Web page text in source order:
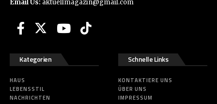
Email Us: aktuellmagazin@gmail.com
Kategorien
HAUS
LEBENSSTIL
NACHRICHTEN
Schnelle Links
KONTAKTIERE UNS
ÜBER UNS
IMPRESSUM